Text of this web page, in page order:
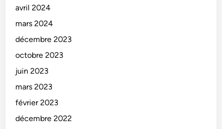
avril 2024
mars 2024
décembre 2023
octobre 2023
juin 2023
mars 2023
février 2023
décembre 2022